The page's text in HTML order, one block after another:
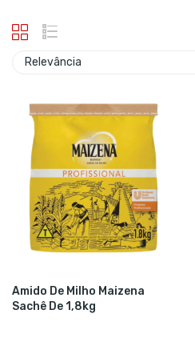
Relevância
Amido De Milho Maizena
Sachê De 1,8kg